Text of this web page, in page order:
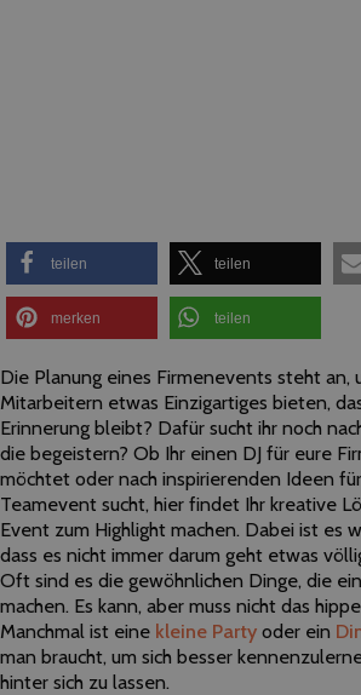
teilen teilen
merken teilen
Die Planung eines Firmenevents steht an,
Mitarbeitern etwas Einzigartiges bieten,
Erinnerung bleibt? Dafür sucht ihr noch
die begeistern? Ob Ihr einen DJ für eure
möchtet oder nach inspirierenden Ideen
Teamevent sucht, hier findet Ihr kreative
Event zum Highlight machen. Dabei ist es
dass es nicht immer darum geht etwas
Oft sind es die gewöhnlichen Dinge, die
machen. Es kann, aber muss nicht das hippe
Manchmal ist eine kleine Party oder ein
man braucht, um sich besser
hinter sich zu lassen.